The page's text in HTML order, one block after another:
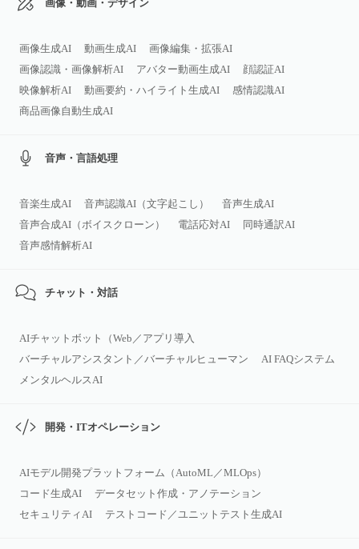
画像・動画・デザイン
画像生成AI 動画生成AI
画像編集・拡張AI
画像認識・画像解析AI
アバター動画生成AI
顔認証AI
映像解析AI
動画要約・ハイライト生成AI
感情認識AI
商品画像自動生成AI
音声・言語処理
音楽生成AI 音声認識AI（文字起こし）
音声生成AI
音声合成AI（ボイスクローン）
電話応対AI
同時通訳AI
音声感情解析AI
チャット・対話
AIチャットボット（Web／アプリ導入
バーチャルアシスタント／バーチャルヒューマン
AI FAQシステム
メンタルヘルスAI
開発・ITオペレーション
AIモデル開発プラットフォーム（AutoML／MLOps）
コード生成AI
データセット作成・アノテーション
セキュリティAI
テストコード／ユニットテスト生成AI